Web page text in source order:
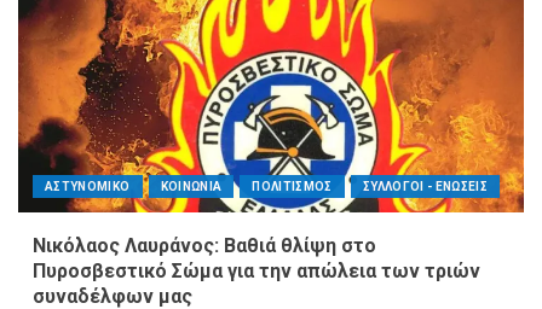
ΑΣΤΥΝΟΜΙΚΟ ΚΟΙΝΩΝΙΑ ΠΟΛΙΤΙΣΜΟΣ ΣΥΛΛΟΓΟΙ - ΕΝΩΣΕΙΣ
Νικόλαος Λαυράνος: Βαθιά θλίψη στο
Πυροσβεστικό Σώμα για την απώλεια των τριών
συναδέλφων μας